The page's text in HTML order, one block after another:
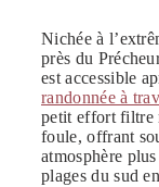
Nichée à
près du
est accessible
randonnée à
petit effort filtre
foule, offrant
atmosphère
plages du sud